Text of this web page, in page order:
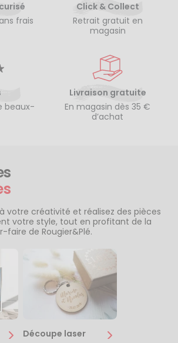
frais
Click & Collect
Retrait gratuit en
magasin
beaux-
Livraison gratuite
En magasin dès 35 €
d’achat
votre créativité et réalisez des pièces
votre style, tout en profitant de la
faire de Rougier&Plé.
Découpe laser